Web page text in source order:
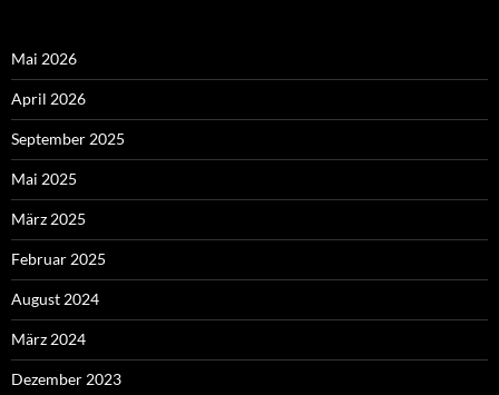
Mai 2026
April 2026
September 2025
Mai 2025
März 2025
Februar 2025
August 2024
März 2024
Dezember 2023